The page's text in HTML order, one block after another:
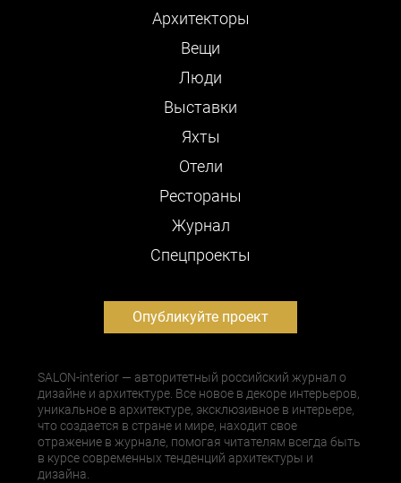
Архитекторы
Вещи
Люди
Выставки
Яхты
Отели
Рестораны
Журнал
Cпецпроекты
Опубликуйте проект
SALON-interior — авторитетный российский журнал о
дизайне и архитектуре. Все новое в декоре интерьеров,
уникальное в архитектуре, эксклюзивное в интерьере,
что создается в стране и мире, находит свое
отражение в журнале, помогая читателям всегда быть
в курсе современных тенденций архитектуры и
дизайна.